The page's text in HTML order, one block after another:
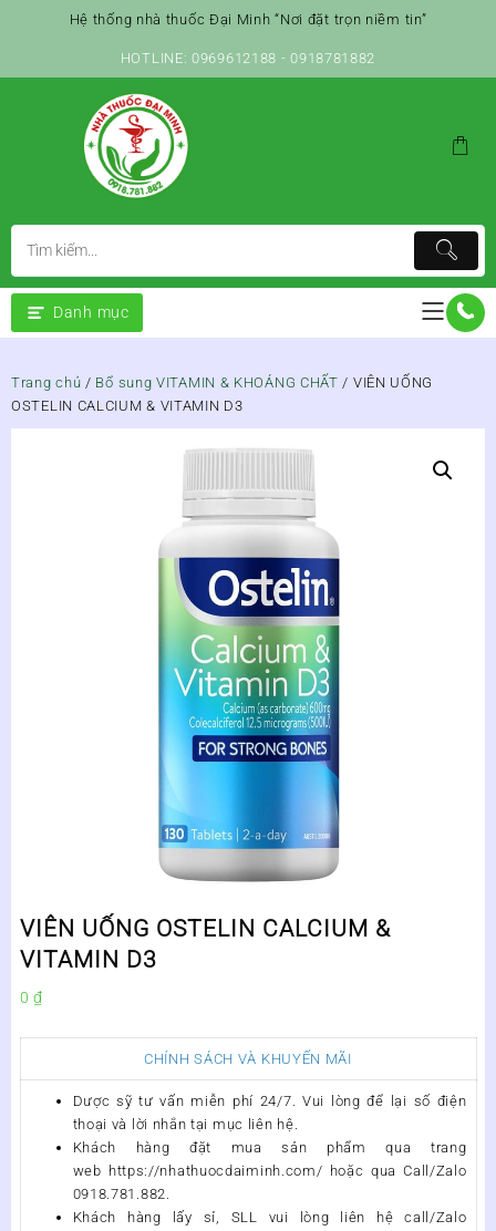
Hệ thống nhà thuốc Đại Minh “Nơi đặt trọn niềm tin”
HOTLINE: 0969612188 - 0918781882
Danh mục
Trang chủ / Bổ sung VITAMIN & KHOÁNG CHẤT / VIÊN UỐNG
OSTELIN CALCIUM & VITAMIN D3
VIÊN UỐNG OSTELIN CALCIUM &
VITAMIN D3
0 ₫
CHÍNH SÁCH VÀ KHUYẾN MÃI
Dược sỹ tư vấn miễn phí 24/7. Vui lòng để lại số điện
thoại và lời nhắn tại mục liên hệ.
Khách hàng đặt mua sản phẩm qua trang
web https://nhathuocdaiminh.com/ hoặc qua Call/Zalo
0918.781.882.
Khách hàng lấy sỉ, SLL vui lòng liên hệ call/Zalo